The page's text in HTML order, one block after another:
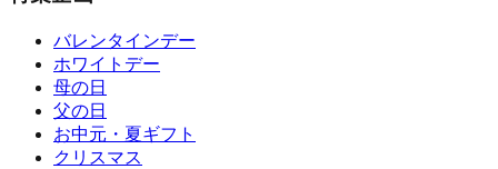
バレンタインデー
ホワイトデー
母の日
父の日
お中元・夏ギフト
クリスマス